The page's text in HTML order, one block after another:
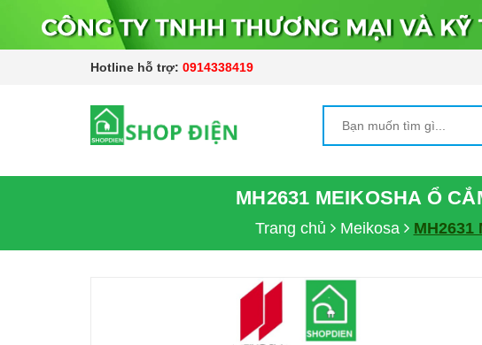
Hotline hỗ trợ: 0914338419
MH2631 MEIKOSHA Ổ
Trang chủ Meikosa MH2631